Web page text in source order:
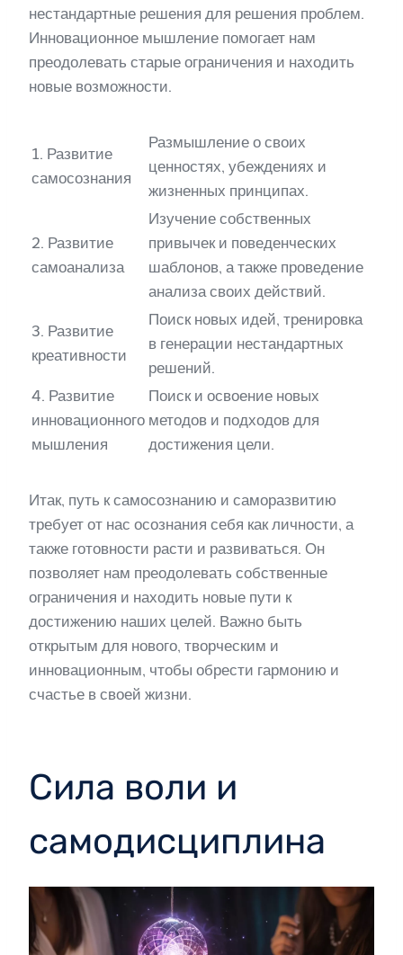
нестандартные решения для решения проблем.
Инновационное мышление помогает нам
преодолевать старые ограничения и находить
новые возможности.
1. Развитие
самосознания
Размышление о своих
ценностях, убеждениях и
жизненных принципах.
2. Развитие
самоанализа
Изучение собственных
привычек и поведенческих
шаблонов, а также проведение
анализа своих действий.
3. Развитие
креативности
Поиск новых идей, тренировка
в генерации нестандартных
решений.
4. Развитие
инновационного
мышления
Поиск и освоение новых
методов и подходов для
достижения цели.
Итак, путь к самосознанию и саморазвитию
требует от нас осознания себя как личности, а
также готовности расти и развиваться. Он
позволяет нам преодолевать собственные
ограничения и находить новые пути к
достижению наших целей. Важно быть
открытым для нового, творческим и
инновационным, чтобы обрести гармонию и
счастье в своей жизни.
Сила воли и
самодисциплина